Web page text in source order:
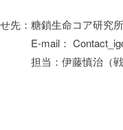
先：糖鎖生命コア研究
：
伊藤慎治（戦略